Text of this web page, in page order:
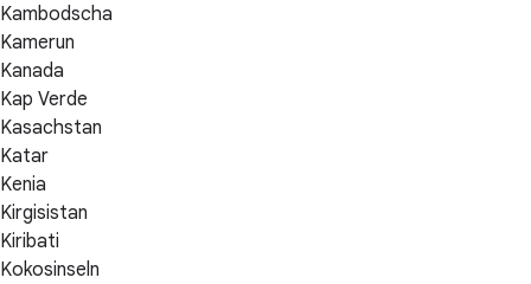
Kambodscha
Kamerun
Kanada
Kap Verde
Kasachstan
Katar
Kenia
Kirgisistan
Kiribati
Kokosinseln